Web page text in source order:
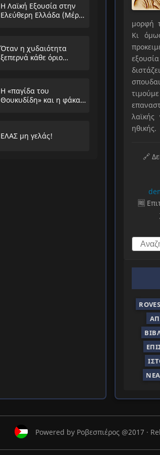
Η Λαϊκή Εξουσία στην
Ελεύθερη Ελλάδα (Μέρος
Όταν η χυδαιότητα
ξεπερνά κάθε όριο…
Η «παγίδα του
Θουκυδίδη» και η φάκα
ΕΛΑΣ μη γελάς!
μορφή
Κι
λαϊκής
ηθικής.
🔗
🆓
ΝΈΑ
Powered by Ροβεσπιέρος @2017 ·